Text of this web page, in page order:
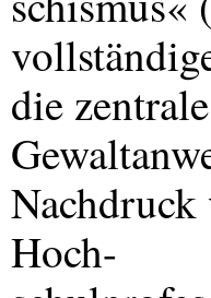
die
Hoch-